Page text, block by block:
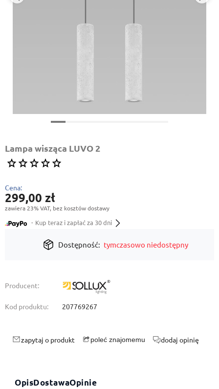
Lampa wisząca LUVO 2
Cena:
299,00 zł
zawiera 23% VAT, bez kosztów dostawy
・Kup teraz i zapłać za 30 dni
Dostępność: tymczasowo niedostępny
Producent:
Kod produktu: 207769267
zapytaj o produkt poleć znajomemu dodaj opinię
OpisDostawaOpinie